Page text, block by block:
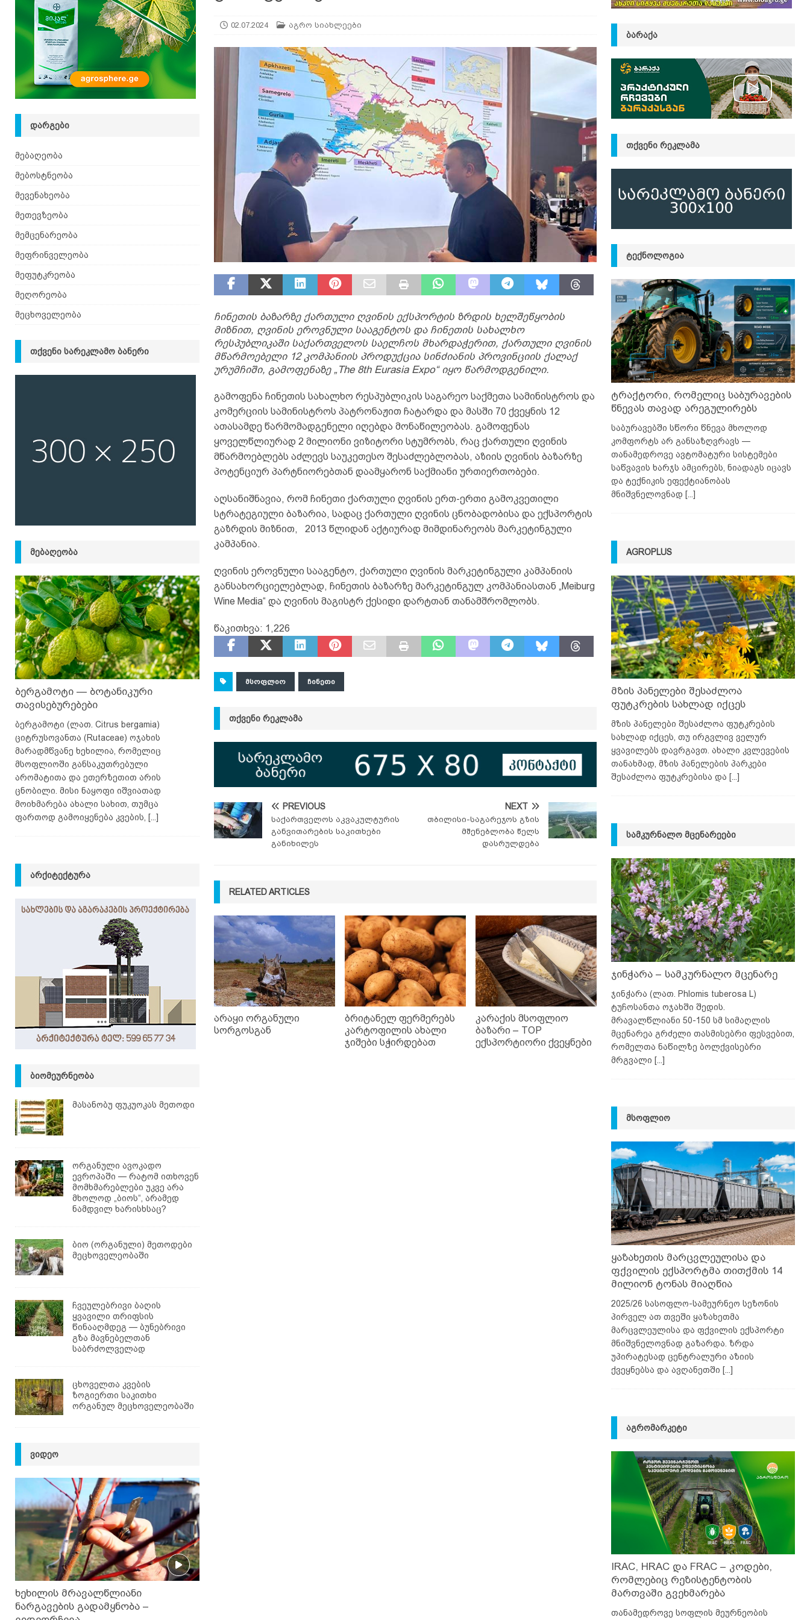
02.07.2024 აგრო სიახლეები
ჩინეთის ბაზარზე ქართული ღვინის ექსპორტის ზრდის ხელშეწყობის
მიზნით, ღვინის ეროვნული სააგენტოს და ჩინეთის სახალხო
რესპუბლიკაში საქართველოს საელჩოს მხარდაჭერით, ქართული ღვინის
მწარმოებელი 12 კომპანიის პროდუქცია სინძიანის პროვინციის ქალაქ
ურუმჩიში, გამოფენაზე „The 8th Eurasia Expo“ იყო წარმოდგენილი.
გამოფენა ჩინეთის სახალხო რესპუბლიკის საგარეო საქმეთა სამინისტროს და
კომერციის სამინისტროს პატრონაჟით ჩატარდა და მასში 70 ქვეყნის 12
ათასამდე წარმომადგენელი იღებდა მონაწილეობას. გამოფენას
ყოველწლიურად 2 მილიონი ვიზიტორი სტუმრობს, რაც ქართული ღვინის
მწარმოებლებს აძლევს საუკეთესო შესაძლებლობას, აზიის ღვინის ბაზარზე
პოტენციურ პარტნიორებთან დაამყარონ საქმიანი ურთიერთობები.
აღსანიშნავია, რომ ჩინეთი ქართული ღვინის ერთ-ერთი გამოკვეთილი
სტრატეგიული ბაზარია, სადაც ქართული ღვინის ცნობადობისა და ექსპორტის
გაზრდის მიზნით, 2013 წლიდან აქტიურად მიმდინარეობს მარკეტინგული
კამპანია.
ღვინის ეროვნული სააგენტო, ქართული ღვინის მარკეტინგული კამპანიის
განსახორციელებლად, ჩინეთის ბაზარზე მარკეტინგულ კომპანიასთან „Meiburg
Wine Media“ და ღვინის მაგისტრ ქესიდი დარტთან თანამშრომლობს.
წაკითხვა: 1,226
ᲛᲡᲝᲤᲚᲘᲝ ᲩᲘᲜᲔᲗᲘ
ᲗᲥᲕᲔᲜᲘ ᲠᲔᲙᲚᲐᲛᲐ
PREVIOUS
საქართველოს აკვაკულტურის
განვითარების საკითხები
განიხილეს
NEXT
თბილისი-საგარეჯოს გზის
მშენებლობა წელს
დასრულდება
RELATED ARTICLES
არაყი ორგანული
სორგოსგან
ბრიტანელ ფერმერებს
კარტოფილის ახალი
ჯიშები სჭირდებათ
კარაქის მსოფლიო
ბაზარი – TOP
ექსპორტიორი ქვეყნები
ᲓᲐᲠᲒᲔᲑᲘ
მებაღეობა
მებოსტნეობა
მევენახეობა
მეთევზეობა
მემცენარეობა
მეფრინველეობა
მეფუტკრეობა
მეღორეობა
მეცხოველეობა
ᲗᲥᲕᲔᲜᲘ ᲡᲐᲠᲔᲙᲚᲐᲛᲝ ᲑᲐᲜᲔᲠᲘ
ᲛᲔᲑᲐᲦᲔᲝᲑᲐ
ბერგამოტი — ბოტანიკური
თავისებურებები
ბერგამოტი (ლათ. Citrus bergamia)
ციტრუსოვანთა (Rutaceae) ოჯახის
მარადმწვანე ხეხილია, რომელიც
მსოფლიოში განსაკუთრებული
არომატითა და ეთერზეთით არის
ცნობილი. მისი ნაყოფი იშვიათად
მოიხმარება ახალი სახით, თუმცა
ფართოდ გამოიყენება კვების,
[...]
ᲐᲠᲥᲘᲢᲔᲥᲢᲣᲠᲐ
ᲑᲘᲝᲛᲔᲣᲠᲜᲔᲝᲑᲐ
მასანობუ ფუკუოკას მეთოდი
ორგანული ავოკადო
ევროპაში — რატომ ითხოვენ
მომხმარებლები უკვე არა
მხოლოდ „ბიოს“, არამედ
ნამდვილ ხარისხსაც?
ბიო (ორგანული) მეთოდები
მეცხოველეობაში
ჩვეულებრივი ბაღის
ყვავილი თრიფსის
წინააღმდეგ — ბუნებრივი
გზა მავნებელთან
საბრძოლველად
ცხოველთა კვების
ზოგიერთი საკითხი
ორგანულ მეცხოველეობაში
ᲕᲘᲓᲔᲝ
ხეხილის მრავალწლიანი
ნარგავების გადამყნობა –
ᲑᲐᲠᲐᲥᲐ
ᲗᲥᲕᲔᲜᲘ ᲠᲔᲙᲚᲐᲛᲐ
ᲢᲔᲥᲜᲝᲚᲝᲒᲘᲐ
ტრაქტორი, რომელიც საბურავების
წნევას თავად არეგულირებს
საბურავებში სწორი წნევა მხოლოდ
კომფორტს არ განსაზღვრავს —
თანამედროვე ავტომატური სისტემები
საწვავის ხარჯს ამცირებს, ნიადაგს იცავს
და ტექნიკის ეფექტიანობას
მნიშვნელოვნად [...]
AGROPLUS
მზის პანელები შესაძლოა
ფუტკრების სახლად იქცეს
მზის პანელები შესაძლოა ფუტკრების
სახლად იქცეს, თუ ირგვლივ ველურ
ყვავილებს დავრგავთ. ახალი კვლევების
თანახმად, მზის პანელების პარკები
შესაძლოა ფუტკრებისა და [...]
ᲡᲐᲛᲙᲣᲠᲜᲐᲚᲝ ᲛᲪᲔᲜᲐᲠᲔᲔᲑᲘ
ჯინჭარა – სამკურნალო მცენარე
ჯინჭარა (ლათ. Phlomis tuberosa L)
ტუჩოსანთა ოჯახში შედის.
მრავალწლიანი 50-150 სმ სიმაღლის
მცენარეა გრძელი თასმისებრი ფესვებით,
რომელთა ნაწილზე ბოლქვისებრი
მრგვალი [...]
ᲛᲡᲝᲤᲚᲘᲝ
ყაზახეთის მარცვლეულისა და
ფქვილის ექსპორტმა თითქმის 14
მილიონ ტონას მიაღწია
2025/26 სასოფლო-სამეურნეო სეზონის
პირველ ათ თვეში ყაზახეთმა
მარცვლეულისა და ფქვილის ექსპორტი
მნიშვნელოვნად გაზარდა. ზრდა
უპირატესად ცენტრალური აზიის
ქვეყნებსა და ავღანეთში [...]
ᲐᲒᲠᲝᲛᲐᲠᲙᲔᲢᲘ
IRAC, HRAC და FRAC – კოდები,
რომლებიც რეზისტენტობის
მართვაში გვეხმარება
თანამედროვე სოფლის მეურნეობის